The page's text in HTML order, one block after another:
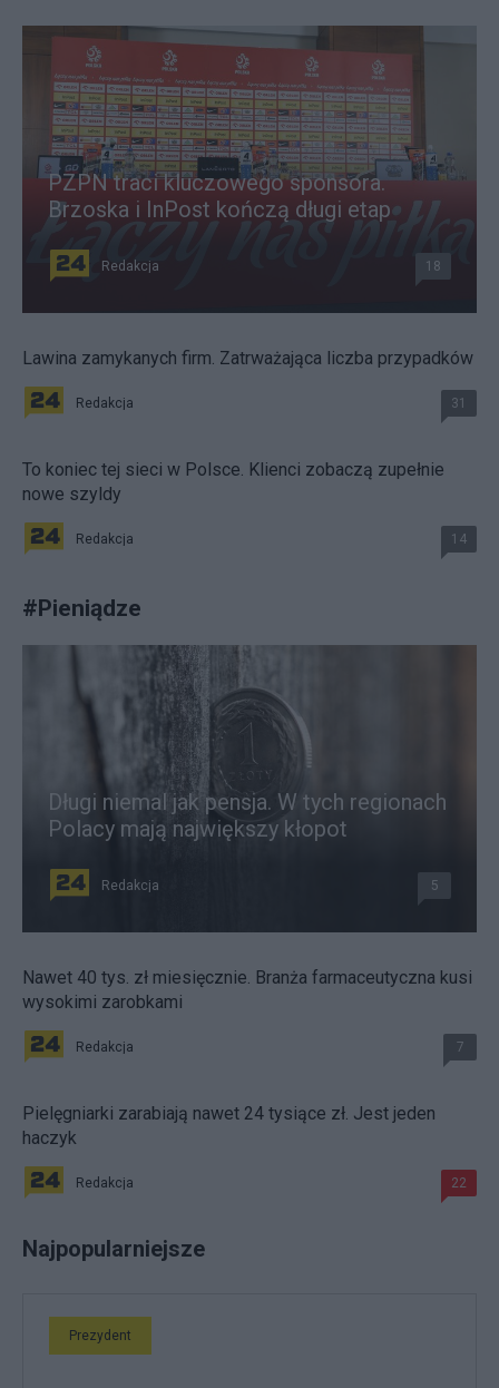
PZPN traci kluczowego sponsora.
Brzoska i InPost kończą długi etap
Redakcja 18
Lawina zamykanych firm. Zatrważająca liczba przypadków
Redakcja 31
To koniec tej sieci w Polsce. Klienci zobaczą zupełnie
nowe szyldy
Redakcja 14
#Pieniądze
Długi niemal jak pensja. W tych regionach
Polacy mają największy kłopot
Redakcja 5
Nawet 40 tys. zł miesięcznie. Branża farmaceutyczna kusi
wysokimi zarobkami
Redakcja 7
Pielęgniarki zarabiają nawet 24 tysiące zł. Jest jeden
haczyk
Redakcja 22
Najpopularniejsze
Prezydent